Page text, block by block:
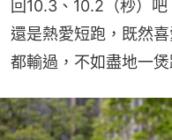
回10.3、10.2（秒）
還是熱愛短跑，既然
都輸過，不如盡地一煲